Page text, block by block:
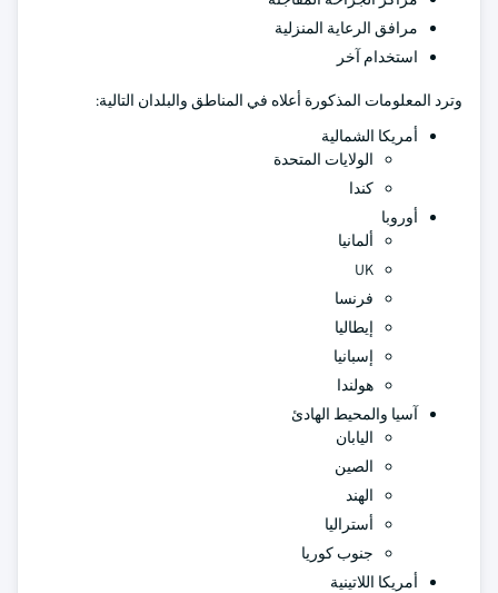
مرافق الرعاية المنزلية
استخدام آخر
وترد المعلومات المذكورة أعلاه في المناطق والبلدان التالية:
أمريكا الشمالية
الولايات المتحدة
كندا
أوروبا
ألمانيا
UK
فرنسا
إيطاليا
إسبانيا
هولندا
آسيا والمحيط الهادئ
اليابان
الصين
الهند
أستراليا
جنوب كوريا
أمريكا اللاتينية